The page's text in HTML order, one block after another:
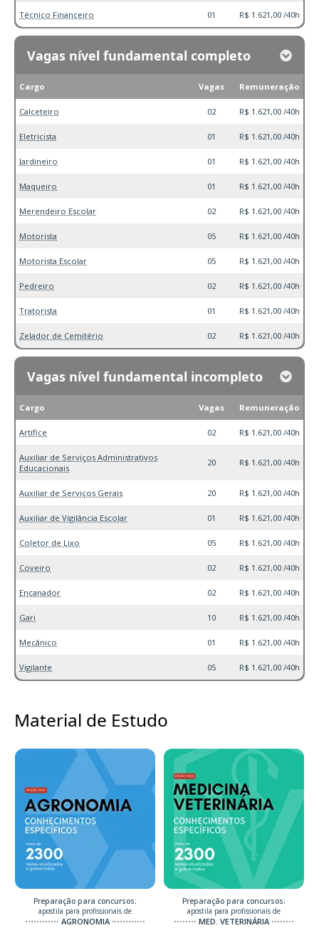
Técnico Financeiro 01 R$ 1.621,00 /40h
Vagas nível fundamental completo
Cargo Vagas Remuneração
Calceteiro 02 R$ 1.621,00 /40h
Eletricista 01 R$ 1.621,00 /40h
Jardineiro 01 R$ 1.621,00 /40h
Maqueiro 01 R$ 1.621,00 /40h
Merendeiro Escolar 02 R$ 1.621,00 /40h
Motorista 05 R$ 1.621,00 /40h
Motorista Escolar 05 R$ 1.621,00 /40h
Pedreiro 02 R$ 1.621,00 /40h
Tratorista 01 R$ 1.621,00 /40h
Zelador de Cemitério 02 R$ 1.621,00 /40h
Vagas nível fundamental incompleto
Cargo Vagas Remuneração
Artífice 02 R$ 1.621,00 /40h
Auxiliar de Serviços Administrativos
Educacionais
20 R$ 1.621,00 /40h
Auxiliar de Serviços Gerais 20 R$ 1.621,00 /40h
Auxiliar de Vigilância Escolar 01 R$ 1.621,00 /40h
Coletor de Lixo 05 R$ 1.621,00 /40h
Coveiro 02 R$ 1.621,00 /40h
Encanador 02 R$ 1.621,00 /40h
Gari 10 R$ 1.621,00 /40h
Mecânico 01 R$ 1.621,00 /40h
Vigilante 05 R$ 1.621,00 /40h
Material de Estudo
Preparação para concursos:
apostila para profissionais de
AGRONOMIA
Preparação para concursos:
apostila para profissionais de
MED. VETERINÁRIA